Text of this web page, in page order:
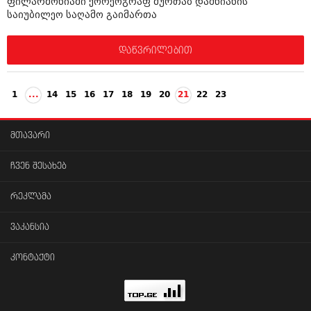
საიუბილეო საღამო გაიმართა
დაწვრილებით
1 ... 14 15 16 17 18 19 20 21 22 23
მთავარი
ჩვენ შესახებ
რეკლამა
ვაკანსია
კონტაქტი